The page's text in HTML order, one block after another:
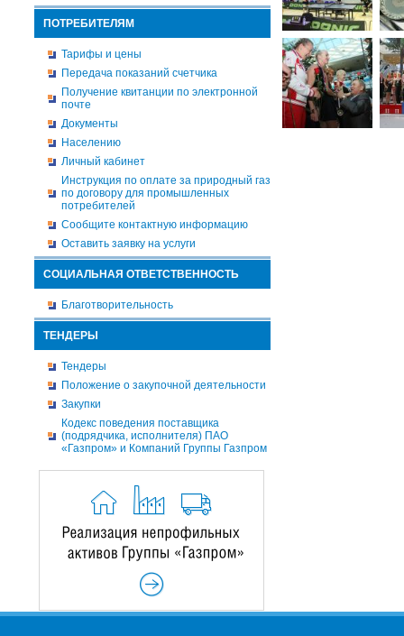
ПОТРЕБИТЕЛЯМ
Тарифы и цены
Передача показаний счетчика
Получение квитанции по электронной
почте
Документы
Населению
Личный кабинет
Инструкция по оплате за природный газ
по договору для промышленных
потребителей
Сообщите контактную информацию
Оставить заявку на услуги
СОЦИАЛЬНАЯ ОТВЕТСТВЕННОСТЬ
Благотворительность
ТЕНДЕРЫ
Тендеры
Положение о закупочной деятельности
Закупки
Кодекс поведения поставщика
(подрядчика, исполнителя) ПАО
«Газпром» и Компаний Группы Газпром